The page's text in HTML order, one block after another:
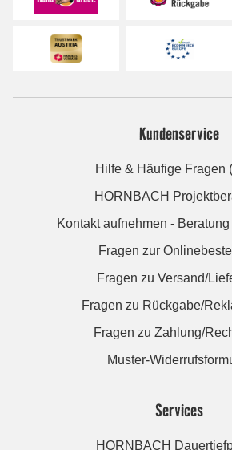
Kundenservice
Hilfe & Häufige Fragen
HORNBACH
Kontakt aufnehmen -
Fragen zur
Fragen zu Versand/
Fragen zu Rückgabe/
Fragen zu Zahlung/
Muster-
Services
HORNBACH